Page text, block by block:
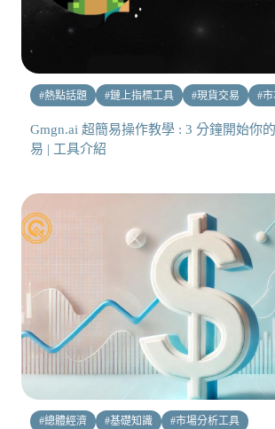
#熱點話題 #鏈上指標工具 #現貨交易 #
Gmgn.ai 超簡易操作教學 : 3 分鐘開始你
易 | 工具介紹
#總體經濟 #基礎知識 #市場分析工具